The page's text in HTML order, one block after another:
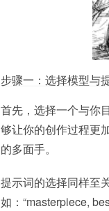
步骤一：选择模型与
首先，选择一个与你
够让你的创作过程更
的多面手。
提示词的选择同样至
如：“masterpiece,